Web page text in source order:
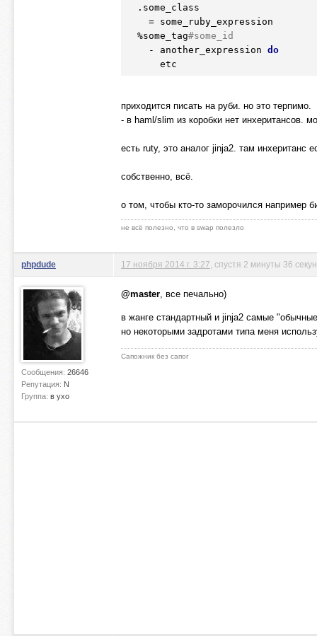
  %some_tag
#some_id
    - another_expression
do
      etc
приходится писать на руби. но это терпимо.
- в haml/slim из коробки нет инхеритансов.
есть ruty, это аналог jinja2. там инхеританс
собственно, всё.
о том, чтобы кто-то заморочился например
не всё полезно, что в swap полезло
phpdude
Сообщения: 26646
Репутация: N
Группа: в ухо
17 ноября 2014 г. 3:27 , спустя 2 минуты 36
@master, все печально)
в жанге стандартный и jinja2 самые
но некоторыми задротами типа меня
Сапожник без сапог